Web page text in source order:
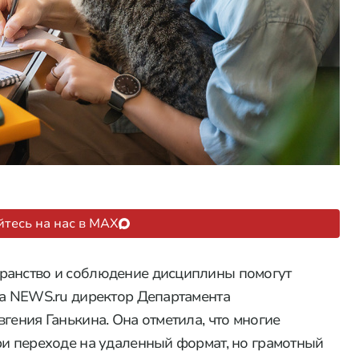
на нас в MAX
и соблюдение дисциплины помогут
NEWS.ru директор Департамента
Ганькина. Она отметила, что многие
переходе на удаленный формат, но грамотный